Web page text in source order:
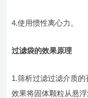
4.使用惯性离心力。
过滤袋的效果原理
1.筛析过滤过滤介质
效果将固体颗粒从悬浮